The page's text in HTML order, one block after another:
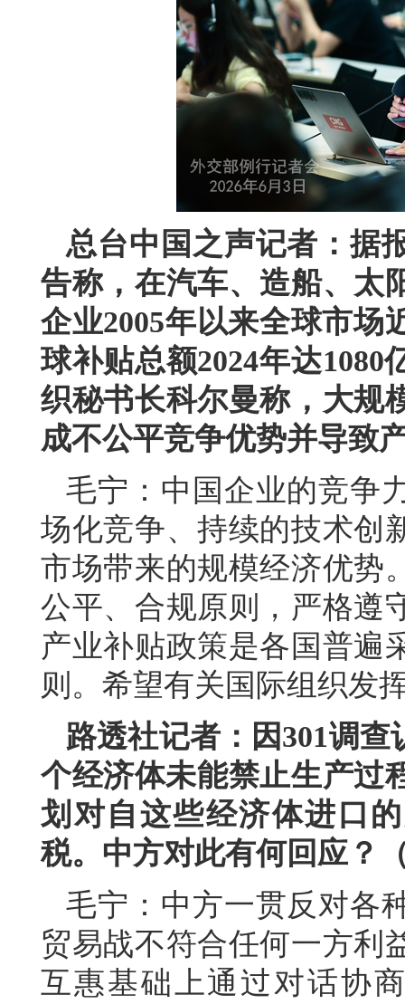
总台中国之声记者：据
告称，在汽车、造船、太
企业2005年以来全球市场
球补贴总额2024年达
织秘书长科尔曼称，大规
成不公平竞争优势并导致
毛宁：中国企业的竞争
场化竞争、持续的技术创
市场带来的规模经济优势
公平、合规原则，严格遵
产业补贴政策是各国普遍
则。希望有关国际组织发
路透社记者：因301调
个经济体未能禁止生产过
划对自这些经济体进口
税。中方对此有何回应？
毛宁：中方一贯反对各
贸易战不符合任何一方利
互惠基础上通过对话协